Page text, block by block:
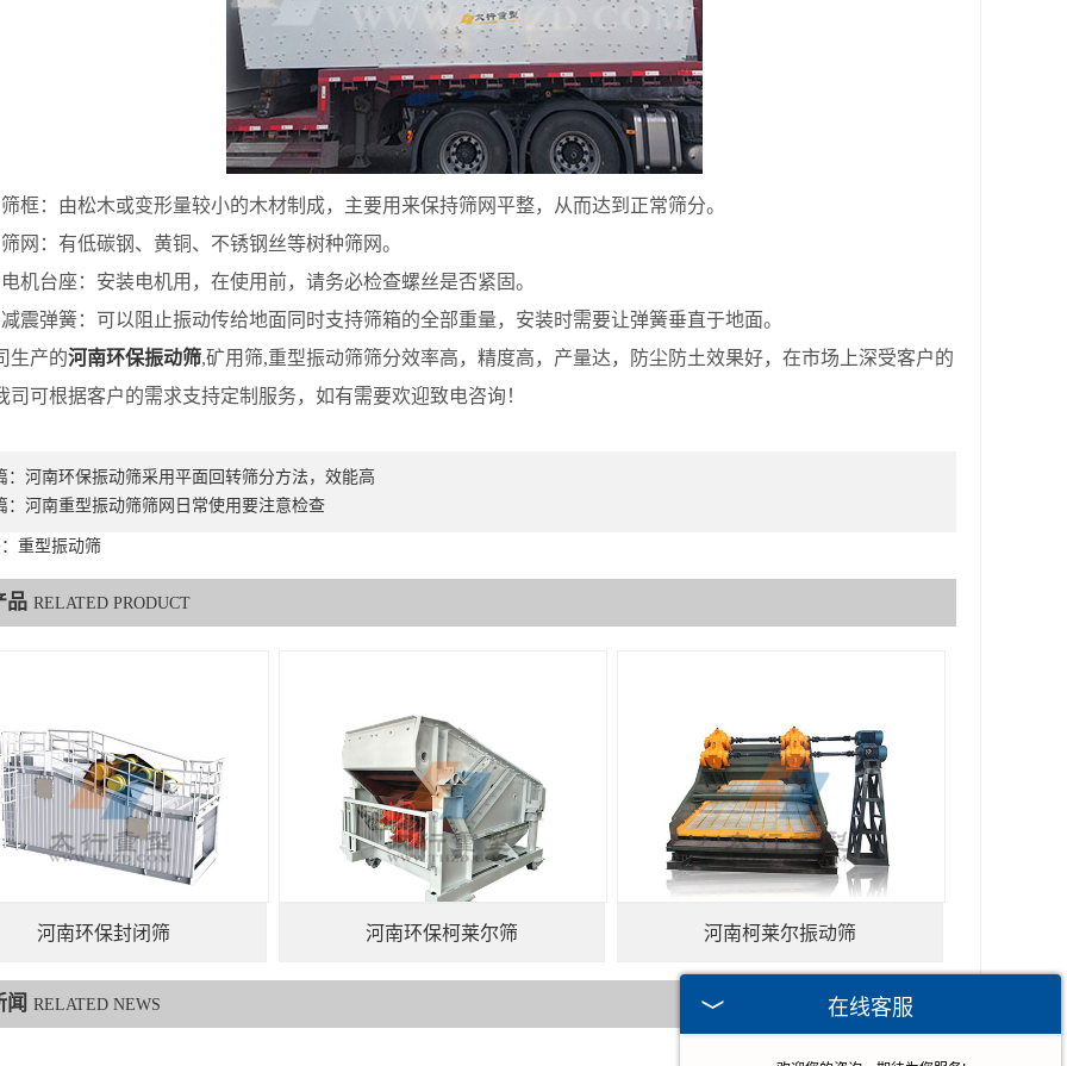
：由松木或变形量较小的木材制成，主要用来保持筛网平整，从而达到正常筛分。
：有低碳钢、黄铜、不锈钢丝等树种筛网。
台座：安装电机用，在使用前，请务必检查螺丝是否紧固。
弹簧：可以阻止振动传给地面同时支持筛箱的全部重量，安装时需要让弹簧垂直于地面。
产的河南环保振动筛,矿用筛,重型振动筛筛分效率高，精度高，产量达，防尘防土效果好，在市场上深受客户的
司可根据客户的需求支持定制服务，如有需要欢迎致电咨询！
河南环保振动筛采用平面回转筛分方法，效能高
河南重型振动筛筛网日常使用要注意检查
重型振动筛
品 RELATED PRODUCT
河南环保封闭筛 河南环保柯莱尔筛 河南柯莱尔振动筛
闻 RELATED NEWS 在线客服